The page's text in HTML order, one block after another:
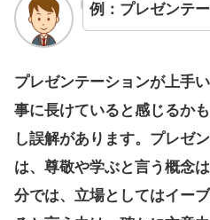
例：プレゼンテ
プレゼンテーションが上手
事に長けていると感じるか
し誤解があります。プレゼ
は、尊敬や学ぶと言う概念
分では、立場としてはイー